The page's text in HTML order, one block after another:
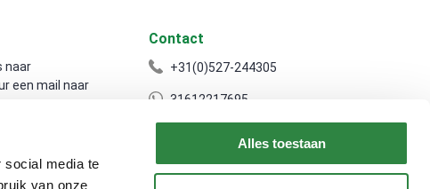
social media te
van onze
Alles toestaan
naar
een mail naar
Contact
+31(0)527-244305
31612217695
Souman Agro